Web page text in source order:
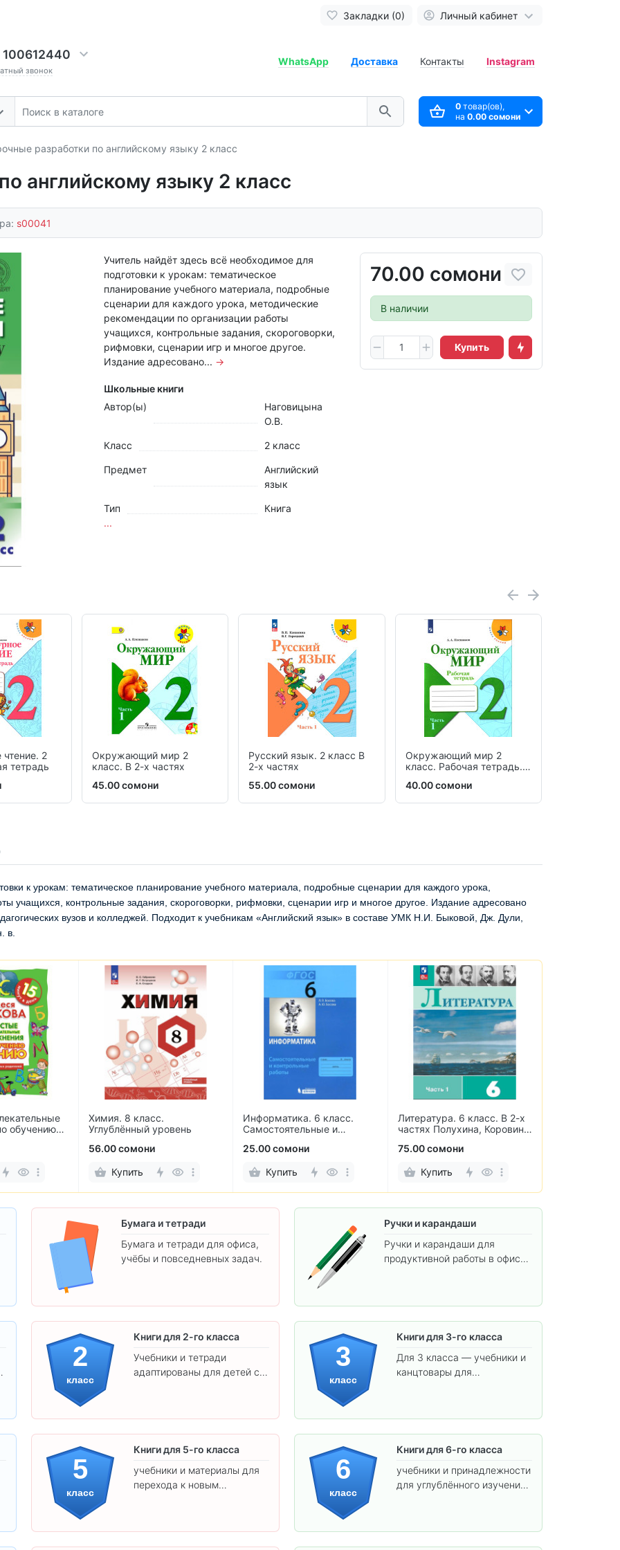
Закладки (0) Личный кабинет
звонок
WhatsApp Доставка Контакты Instagram
0товар(ов),
на 0.00 сомони
разработки по английскому языку 2 класс
английскому языку 2 класс
s00041
70.00 сомони
В наличии
Купить
Учитель найдёт здесь всё необходимое для
подготовки к урокам: тематическое
планирование учебного материала, подробные
сценарии для каждого урока, методические
рекомендации по организации работы
учащихся, контрольные задания, скороговорки,
рифмовки, сценарии игр и многое другое.
Издание адресовано... →
Школьные книги
Автор(ы)
Наговицына
О.В.
Класс 2 класс
Предмет
Английский
язык
Тип
Книга
...
чтение. 2
тетрадь
Окружающий мир 2
класс. В 2-х частях
45.00 сомони
Русский язык. 2 класс В
2-х частях
55.00 сомони
Окружающий мир 2
класс. Рабочая тетрадь. В
40.00 сомони
к урокам: тематическое планирование учебного материала, подробные сценарии для каждого урока,
учащихся, контрольные задания, скороговорки, рифмовки, сценарии игр и многое другое. Издание адресовано
вузов и колледжей. Подходит к учебникам «Английский язык» в составе УМК Н.И. Быковой, Дж. Дули,
в.
обучению
Химия. 8 класс.
Углублённый уровень
56.00 сомони
Купить
Информатика. 6 класс.
Самостоятельные и
25.00 сомони
Купить
Литература. 6 класс. В 2-х
частях Полухина, Коровина,
75.00 сомони
Купить
Бумага и тетради
Бумага и тетради для офиса,
учёбы и повседневных задач.
Ручки и карандаши
Ручки и карандаши для
продуктивной работы в офисе
2
класс
Книги для 2-го класса
Учебники и тетради
адаптированы для детей с
товары соответствуют
3
класс
Книги для 3-го класса
Для 3 класса — учебники и
канцтовары для
5
класс
Книги для 5-го класса
учебники и материалы для
перехода к новым
6
класс
Книги для 6-го класса
учебники и принадлежности
для углублённого изучения